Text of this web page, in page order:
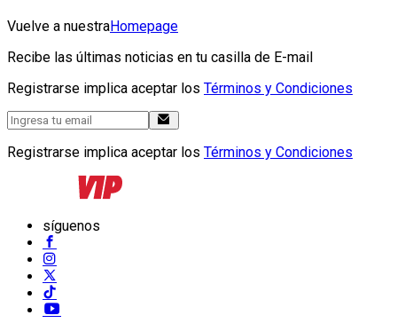
Vuelve a nuestraHomepage
Recibe las últimas noticias en tu casilla de E-mail
Registrarse implica aceptar los Términos y Condiciones
Registrarse implica aceptar los Términos y Condiciones
síguenos